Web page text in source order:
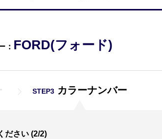
： FORD(フォード)
STEP3 カラーナンバー
ださい (2/2)